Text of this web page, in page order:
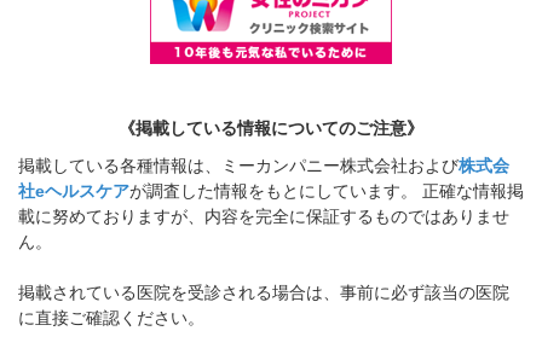
《掲載している情報についてのご注意》
掲載している各種情報は、ミーカンパニー株式会社および株式会
社eヘルスケアが調査した情報をもとにしています。 正確な情報掲
載に努めておりますが、内容を完全に保証するものではありませ
ん。
掲載されている医院を受診される場合は、事前に必ず該当の医院
に直接ご確認ください。